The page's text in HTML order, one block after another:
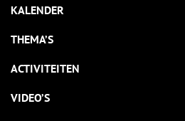
KALENDER
THEMA’S
ACTIVITEITEN
VIDEO’S